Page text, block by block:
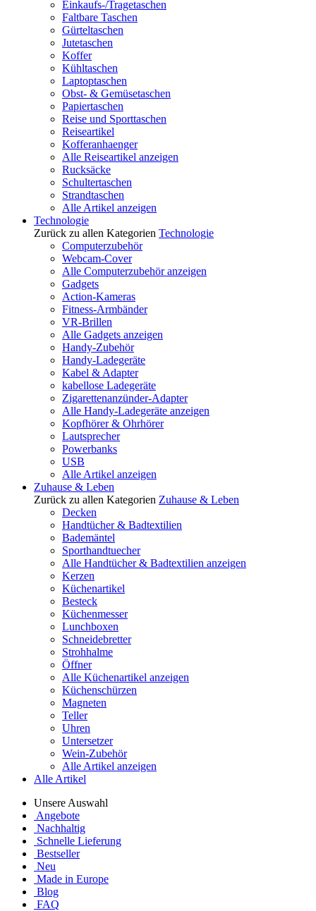
Einkaufs-/Tragetaschen
Faltbare Taschen
Gürteltaschen
Jutetaschen
Koffer
Kühltaschen
Laptoptaschen
Obst- & Gemüsetaschen
Papiertaschen
Reise und Sporttaschen
Reiseartikel
Kofferanhaenger
Alle Reiseartikel anzeigen
Rucksäcke
Schultertaschen
Strandtaschen
Alle Artikel anzeigen
Technologie
Zurück zu allen Kategorien Technologie
Computerzubehör
Webcam-Cover
Alle Computerzubehör anzeigen
Gadgets
Action-Kameras
Fitness-Armbänder
VR-Brillen
Alle Gadgets anzeigen
Handy-Zubehör
Handy-Ladegeräte
Kabel & Adapter
kabellose Ladegeräte
Zigarettenanzünder-Adapter
Alle Handy-Ladegeräte anzeigen
Kopfhörer & Ohrhörer
Lautsprecher
Powerbanks
USB
Alle Artikel anzeigen
Zuhause & Leben
Zurück zu allen Kategorien Zuhause & Leben
Decken
Handtücher & Badtextilien
Bademäntel
Sporthandtuecher
Alle Handtücher & Badtextilien anzeigen
Kerzen
Küchenartikel
Besteck
Küchenmesser
Lunchboxen
Schneidebretter
Strohhalme
Öffner
Alle Küchenartikel anzeigen
Küchenschürzen
Magneten
Teller
Uhren
Untersetzer
Wein-Zubehör
Alle Artikel anzeigen
Alle Artikel
Unsere Auswahl
Angebote
Nachhaltig
Schnelle Lieferung
Bestseller
Neu
Made in Europe
Blog
FAQ